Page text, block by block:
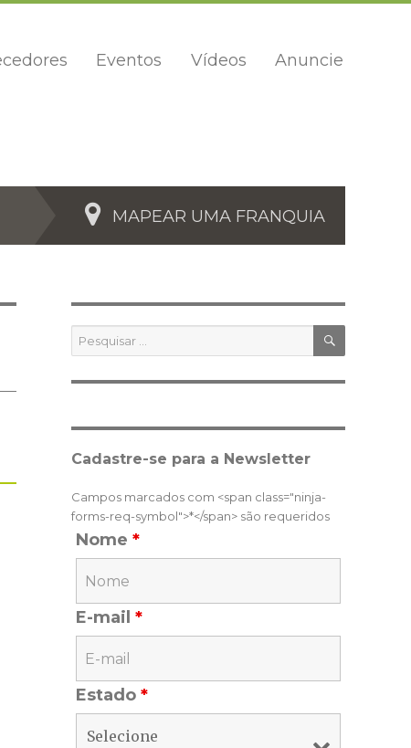
Eventos Vídeos Anuncie
MAPEAR UMA FRANQUIA
Pesquisar
por:
Cadastre-se para a Newsletter
Campos marcados com <span class="ninja-
forms-req-symbol">*</span> são requeridos
Nome *
E-mail *
Estado *